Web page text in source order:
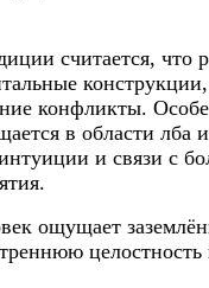
считается, что
конфликты.
в области
и связи с
ощущает
целостность